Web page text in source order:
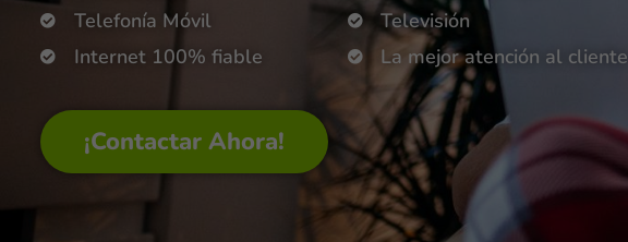
Telefonía Móvil
Internet 100% fiable
Televisión
La mejor atención al cliente
¡Contactar Ahora!